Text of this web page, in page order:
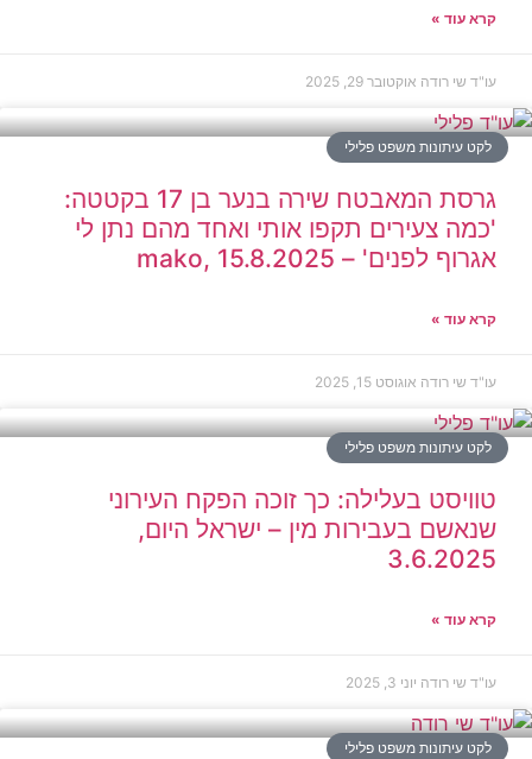
קרא עוד »
עו"ד שי רודה אוקטובר 29, 2025
לקט עיתונות משפט פלילי
גרסת המאבטח שירה בנער בן 17 בקטטה:
'כמה צעירים תקפו אותי ואחד מהם נתן לי
אגרוף לפנים' – mako, 15.8.2025
קרא עוד »
עו"ד שי רודה אוגוסט 15, 2025
לקט עיתונות משפט פלילי
טוויסט בעלילה: כך זוכה הפקח העירוני
שנאשם בעבירות מין – ישראל היום,
3.6.2025
קרא עוד »
עו"ד שי רודה יוני 3, 2025
לקט עיתונות משפט פלילי